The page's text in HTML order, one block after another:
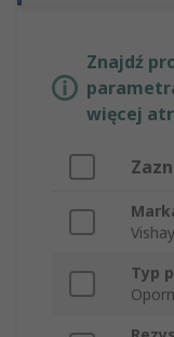
Znajdź
więcej
Vishay
Typ